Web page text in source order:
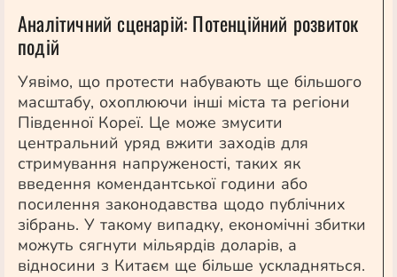
Аналітичний сценарій: Потенційний розвиток
подій
Уявімо, що протести набувають ще більшого
масштабу, охоплюючи інші міста та регіони
Південної Кореї. Це може змусити
центральний уряд вжити заходів для
стримування напруженості, таких як
введення комендантської години або
посилення законодавства щодо публічних
зібрань. У такому випадку, економічні збитки
можуть сягнути мільярдів доларів, а
відносини з Китаєм ще більше ускладняться.